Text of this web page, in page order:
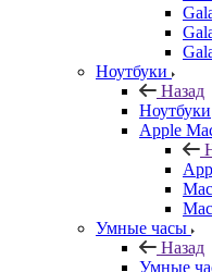
Ноутбуки
Назад
Ноутбуки
Apple
Умные часы
Назад
Умные